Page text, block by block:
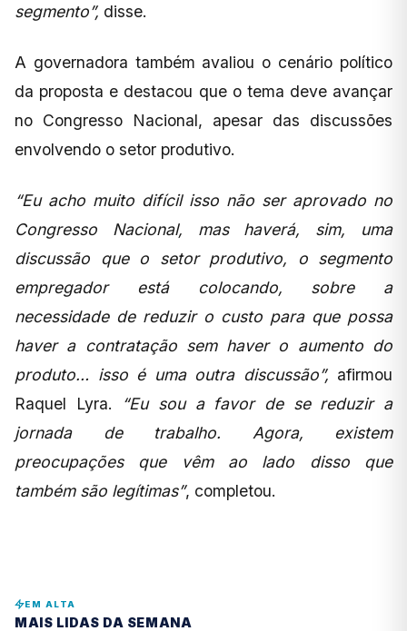
segmento”, disse.
A governadora também avaliou o cenário político
da proposta e destacou que o tema deve avançar
no Congresso Nacional, apesar das discussões
envolvendo o setor produtivo.
“Eu acho muito difícil isso não ser aprovado no
Congresso Nacional, mas haverá, sim, uma
discussão que o setor produtivo, o segmento
empregador está colocando, sobre a
necessidade de reduzir o custo para que possa
haver a contratação sem haver o aumento do
produto… isso é uma outra discussão”, afirmou
Raquel Lyra.
“Eu sou a favor de se reduzir a
jornada de trabalho. Agora, existem
preocupações que vêm ao lado disso que
também são legítimas”, completou.
EM ALTA
MAIS LIDAS DA SEMANA